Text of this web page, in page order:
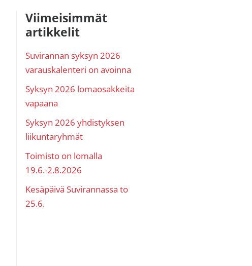
Ensisijainen
sivupalkki
Viimeisimmät
artikkelit
Suvirannan syksyn 2026
varauskalenteri on avoinna
Syksyn 2026 lomaosakkeita
vapaana
Syksyn 2026 yhdistyksen
liikuntaryhmät
Toimisto on lomalla
19.6.-2.8.2026
Kesäpäivä Suvirannassa to
25.6.